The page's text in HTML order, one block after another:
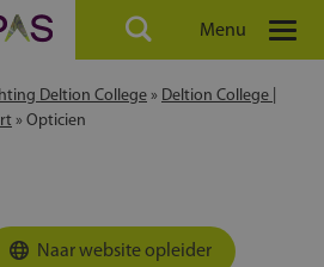
Menu
Deltion College » Deltion College |
» Opticien
Naar website opleider